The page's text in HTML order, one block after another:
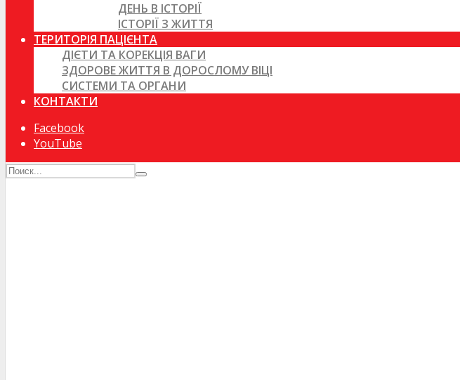
ДЕНЬ В ІСТОРІЇ
ІСТОРІЇ З ЖИТТЯ
ТЕРИТОРІЯ ПАЦІЄНТА
ДІЄТИ ТА КОРЕКЦІЯ ВАГИ
ЗДОРОВЕ ЖИТТЯ В ДОРОСЛОМУ ВІЦІ
СИСТЕМИ ТА ОРГАНИ
КОНТАКТИ
Facebook
YouTube